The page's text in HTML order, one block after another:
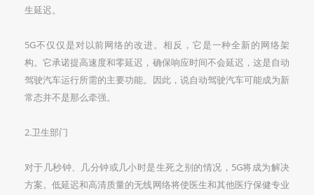
生延迟。
5G不仅仅是对以前网络的改进。相反，它是一种全新的网络架
构。它承诺提高速度和零延迟，确保响应时间不会延迟，这是自动
驾驶汽车运行所需的主要功能。因此，说自动驾驶汽车可能成为新
常态并不是那么牵强。
2.卫生部门
对于几秒钟、几分钟或几小时是生死之别的情况，5G将成为解决
方案。低延迟和高清质量的无线网络将使医生和其他医疗保健专业